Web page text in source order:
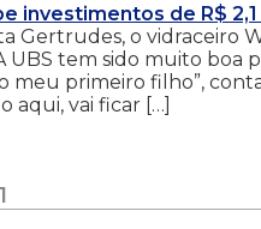
investimentos de R$
Gertrudes, o vidraceiro
UBS tem sido muito boa
meu primeiro filho”,
aqui, vai ficar […]